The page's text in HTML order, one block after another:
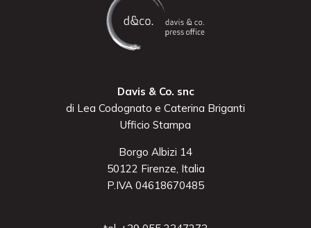
Davis & Co. snc
di Lea Codognato e Caterina Briganti
Ufficio Stampa
Borgo Albizi 14
50122 Firenze, Italia
P.IVA 04618670485